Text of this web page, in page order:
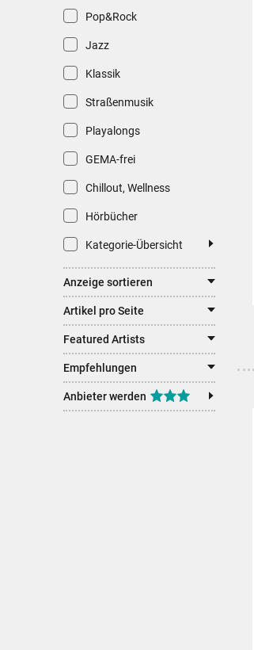
Pop&Rock
Jazz
Klassik
Straßenmusik
Playalongs
GEMA-frei
Chillout, Wellness
Hörbücher
Kategorie-Übersicht
Anzeige sortieren
Artikel pro Seite
Featured Artists
Empfehlungen
Anbieter werden